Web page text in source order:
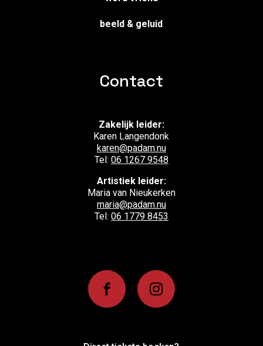
beeld & geluid
Contact
Zakelijk leider:
Karen Langendonk
karen@padam.nu
Tel: 06 1267 9548
Artistiek leider:
Maria van Nieukerken
maria@padam.nu
Tel: 06 1779 8453